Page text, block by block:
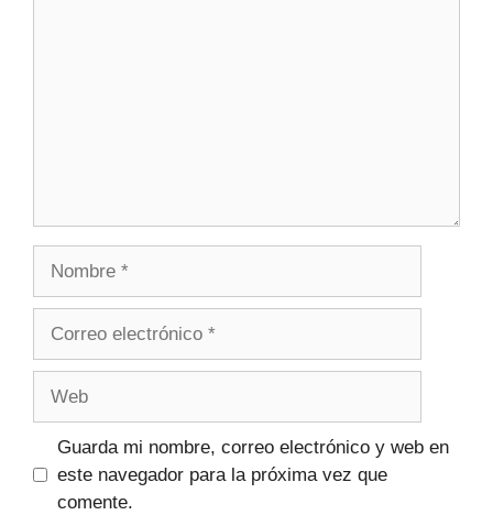
Guarda mi nombre, correo electrónico y web en
este navegador para la próxima vez que
comente.